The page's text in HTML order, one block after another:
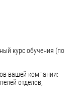
курс обучения (по
вашей компании:
отделов,